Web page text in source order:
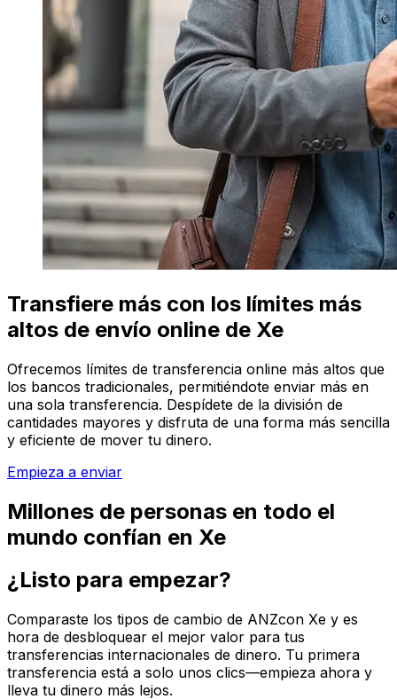
Transfiere más con los límites más
altos de envío online de Xe
Ofrecemos límites de transferencia online más altos que
los bancos tradicionales, permitiéndote enviar más en
una sola transferencia. Despídete de la división de
cantidades mayores y disfruta de una forma más sencilla
y eficiente de mover tu dinero.
Empieza a enviar
Millones de personas en todo el
mundo confían en Xe
¿Listo para empezar?
Comparaste los tipos de cambio de ANZcon Xe y es
hora de desbloquear el mejor valor para tus
transferencias internacionales de dinero. Tu primera
transferencia está a solo unos clics—empieza ahora y
lleva tu dinero más lejos.